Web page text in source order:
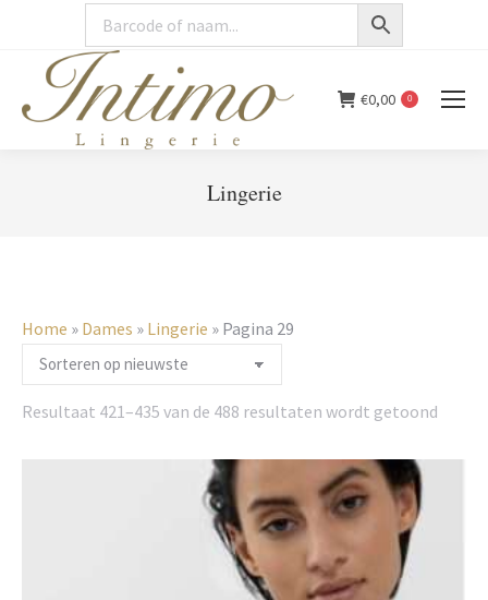
€0,00 0
Lingerie
Home » Dames » Lingerie » Pagina 29
Resultaat 421–435 van de 488 resultaten wordt getoond